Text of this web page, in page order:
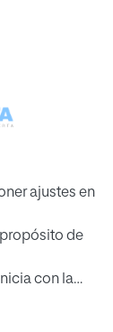
ajustes en
de
con la
se